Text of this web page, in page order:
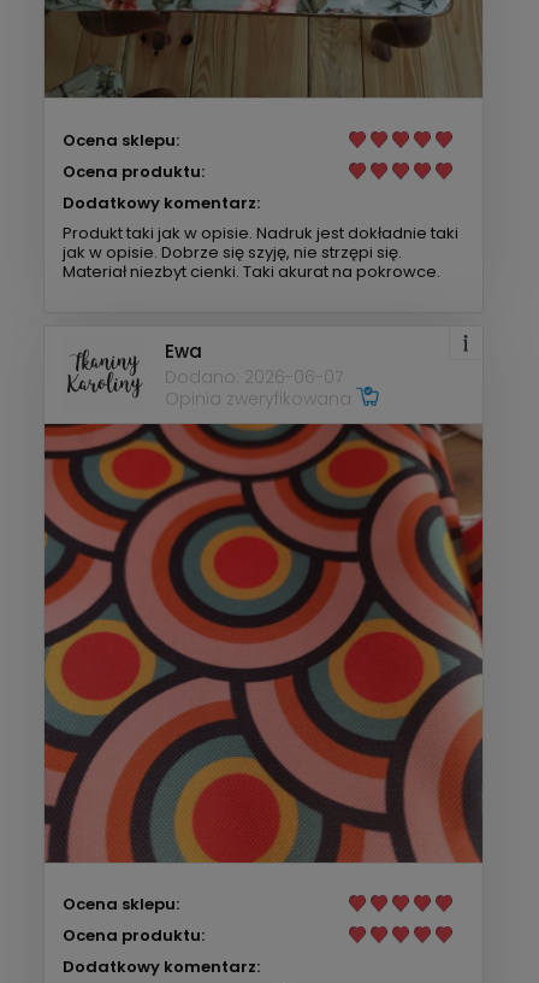
Ocena sklepu:
Ocena produktu:
Dodatkowy komentarz:
Produkt taki jak w opisie. Nadruk jest dokładnie taki
jak w opisie. Dobrze się szyję, nie strzępi się.
Materiał niezbyt cienki. Taki akurat na pokrowce.
Ewa
Dodano: 2026-06-07
Opinia zweryfikowana
Ocena sklepu:
Ocena produktu:
Dodatkowy komentarz: